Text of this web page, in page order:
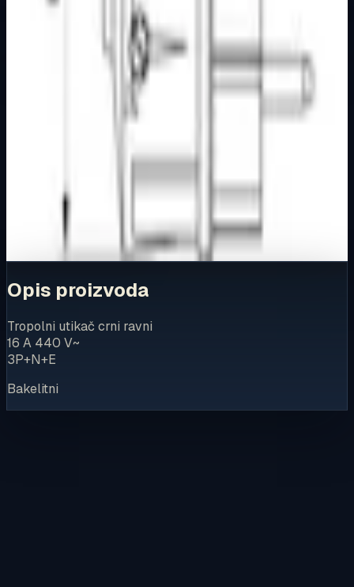
Tropolni utikač crni ravni 16 A 440 V~ 3P+N+E Bakelitni
Dostupno za kupnju u internetskoj trgovini Živić-
Za kompletnu dostupnost i internetsku kupnju posjetite
Kupi u trgovini
Opis proizvoda
Tropolni utikač crni ravni
16 A 440 V~
3P+N+E
Bakelitni